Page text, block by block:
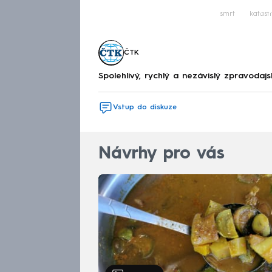
smrt
ČTK
Spolehlivý, rychlý a nezávislý
Vstup do diskuze
Návrhy pro vás